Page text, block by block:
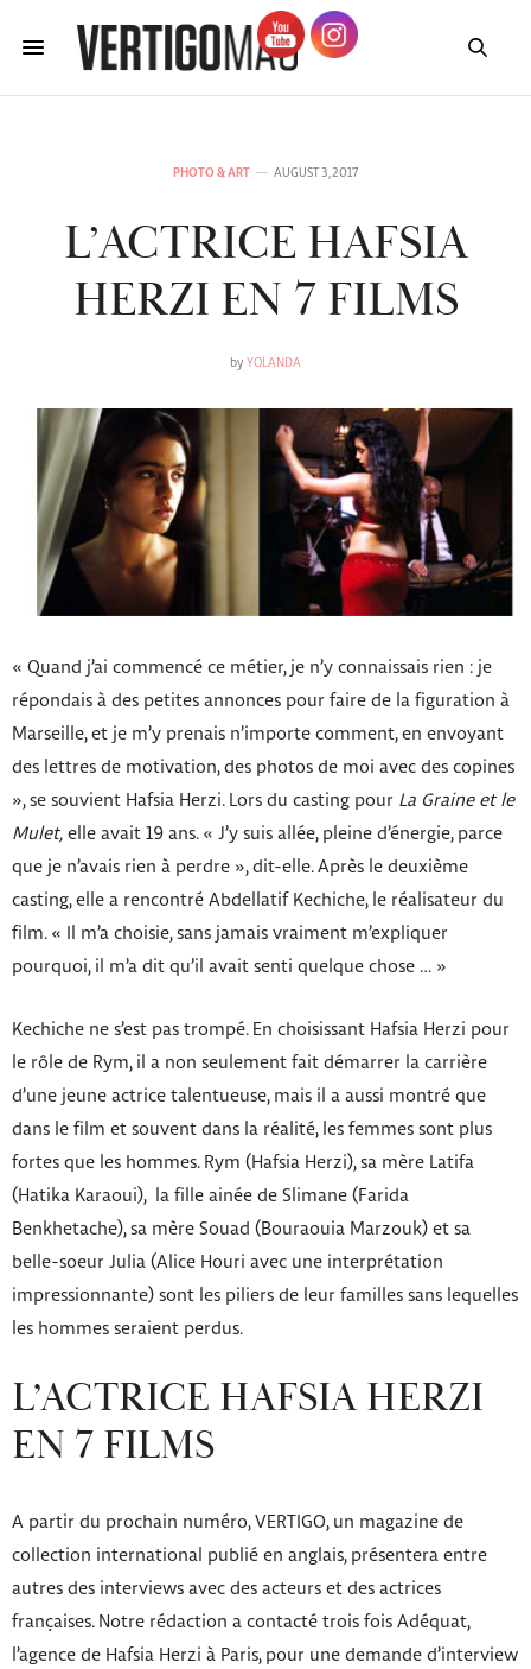
PHOTO & ART AUGUST 3, 2017
L’ACTRICE HAFSIA
HERZI EN 7 FILMS
by YOLANDA
« Quand j’ai commencé ce métier, je n’y connaissais rien : je
répondais à des petites annonces pour faire de la figuration à
Marseille, et je m’y prenais n’importe comment, en envoyant
des lettres de motivation, des photos de moi avec des copines
», se souvient Hafsia Herzi. Lors du casting pour La Graine et le
Mulet, elle avait 19 ans. « J’y suis allée, pleine d’énergie, parce
que je n’avais rien à perdre », dit-elle. Après le deuxième
casting, elle a rencontré Abdellatif Kechiche, le réalisateur du
film. « Il m’a choisie, sans jamais vraiment m’expliquer
pourquoi, il m’a dit qu’il avait senti quelque chose … »
Kechiche ne s’est pas trompé. En choisissant Hafsia Herzi pour
le rôle de Rym, il a non seulement fait démarrer la carrière
d’une jeune actrice talentueuse, mais il a aussi montré que
dans le film et souvent dans la réalité, les femmes sont plus
fortes que les hommes. Rym (Hafsia Herzi), sa mère Latifa
(Hatika Karaoui), la fille ainée de Slimane (Farida
Benkhetache), sa mère Souad (Bouraouia Marzouk) et sa
belle-soeur Julia (Alice Houri avec une interprétation
impressionnante) sont les piliers de leur familles sans lequelles
les hommes seraient perdus.
L’ACTRICE HAFSIA HERZI
EN 7 FILMS
A partir du prochain numéro, VERTIGO, un magazine de
collection international publié en anglais, présentera entre
autres des interviews avec des acteurs et des actrices
françaises. Notre rédaction a contacté trois fois Adéquat,
l’agence de Hafsia Herzi à Paris, pour une demande d’interview